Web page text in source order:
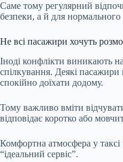
Саме тому регулярний
безпеки, а й для
Не всі пасажири хочуть
Іноді конфлікти виникають
спілкування. Деякі пасажири
спокійно доїхати додому.
Тому важливо вміти
відповідає коротко або
Комфортна атмосфера у таксі
“ідеальний сервіс”.